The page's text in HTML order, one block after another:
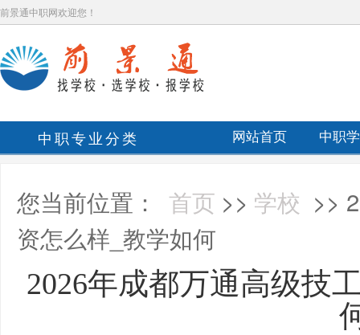
前景通中职网欢迎您！
中职专业分类 网站首页 中职
您当前位置： 首页 >> 学校 >>
资怎么样_教学如何
2026年成都万通高级技